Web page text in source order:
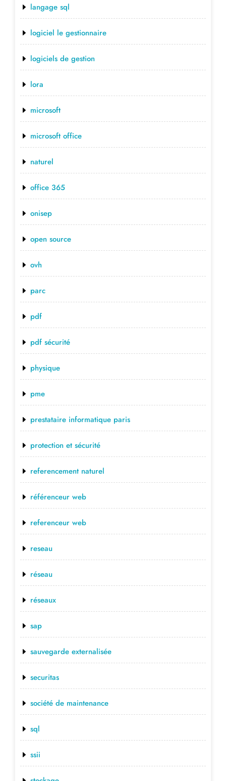
langage sql
logiciel le gestionnaire
logiciels de gestion
lora
microsoft
microsoft office
naturel
office 365
onisep
open source
ovh
parc
pdf
pdf sécurité
physique
pme
prestataire informatique paris
protection et sécurité
referencement naturel
référenceur web
referenceur web
reseau
réseau
réseaux
sap
sauvegarde externalisée
securitas
société de maintenance
sql
ssii